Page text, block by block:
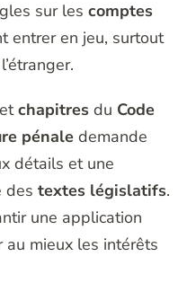
sur les comptes
entrer en jeu, surtout
etchapitres du Code
pénale demande
détails et une
des textes législatifs.
une application
mieux les intérêts